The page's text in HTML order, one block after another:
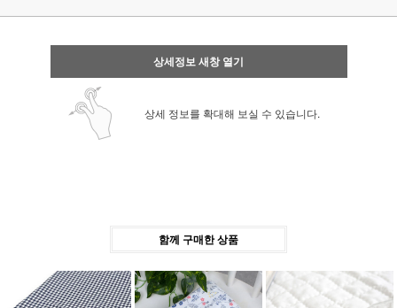
상세정보 새창 열기
상세 정보를 확대해 보실 수 있습니다.
함께 구매한 상품